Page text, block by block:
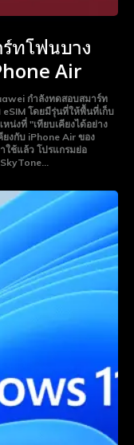
ทโฟนบาง
Air
กำลังทดสอบสมาร์ท
โดยมีรุ่นที่ให้พื้นที่เก็บ
น่งที่ "เทียบเคียงได้อย่าง
งกับ iPhone Air ของ